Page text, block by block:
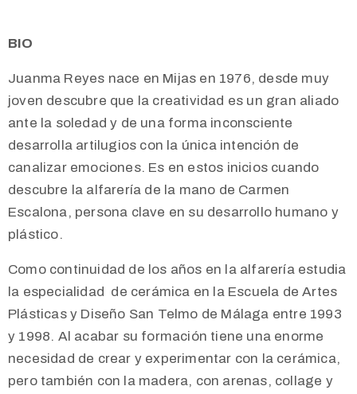
BIO
Juanma Reyes nace en Mijas en 1976, desde muy
joven descubre que la creatividad es un gran aliado
ante la soledad y de una forma inconsciente
desarrolla artilugios con la única intención de
canalizar emociones. Es en estos inicios cuando
descubre la alfarería de la mano de Carmen
Escalona, persona clave en su desarrollo humano y
plástico.
Como continuidad de los años en la alfarería estudia
la especialidad de cerámica en la Escuela de Artes
Plásticas y Diseño San Telmo de Málaga entre 1993
y 1998. Al acabar su formación tiene una enorme
necesidad de crear y experimentar con la cerámica,
pero también con la madera, con arenas, collage y